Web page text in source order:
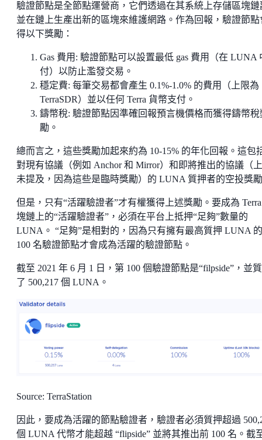
驗證節點是全節點運營商，它們透過在其系統上存儲區塊鏈
並在鏈上生產出新的區塊來維護網路。作為回報，驗證節點
得以下獎勵：
Gas 費用: 驗證節點可以設置最低 gas 費用（在 LUNA
付）以防止濫發交易。
穩定費: 每筆交易都會產生 0.1%-1.0% 的費用（上限為
TerraSDR）並以任何 Terra 貨幣支付。
鑄幣稅: 驗證節點因準確回報預言機價格而獲得鑄幣稅
勵。
總而言之，這些獎勵加起來約為 10-15% 的年化回報。這包
對現有協議（例如 Anchor 和 Mirror）和即將推出的協議（
未提及，因為這些是臨時獎勵）的 LUNA 質押者的空投獎
但是，只有“活躍驗證者”才有權獲得上述獎勵。要成為
塊鏈上的“活躍驗證者”，必須在平台上抵押“足夠”數量的
LUNA。 “足夠”是相對的，因為只有擁有最高質押 LUNA
100 名驗證節點才會成為活躍的驗證節點。
截至 2021 年 6 月 1 日，第 100 個驗證節點是“filpside”，並
了 500,217 個 LUNA。
Source: TerraStation
因此，要成為活躍的節點驗證者，驗證者必須質押超過
個 LUNA 代幣才能超越 “flipside” 並將其推出前 100 名。截